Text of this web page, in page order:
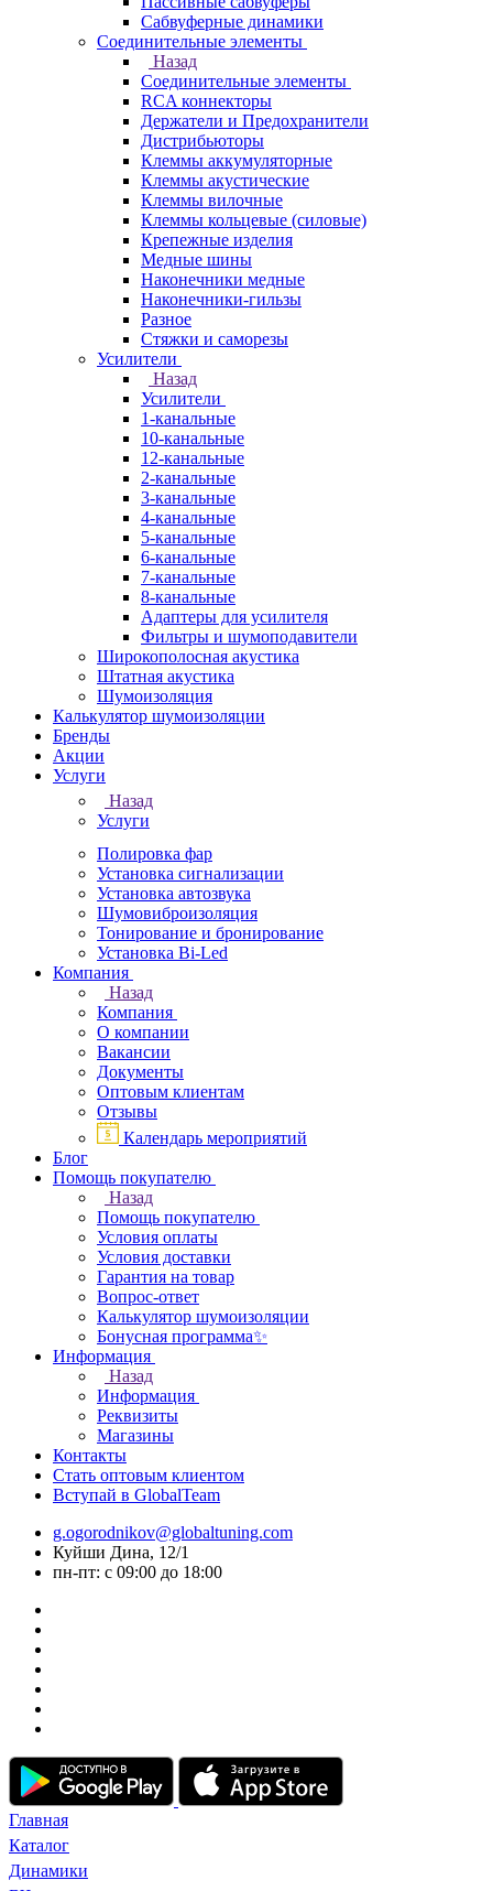
Сабвуферные динамики
Соединительные элементы
Назад
Соединительные элементы
RCA коннекторы
Держатели и Предохранители
Дистрибьюторы
Клеммы аккумуляторные
Клеммы акустические
Клеммы вилочные
Клеммы кольцевые (силовые)
Крепежные изделия
Медные шины
Наконечники медные
Наконечники-гильзы
Разное
Стяжки и саморезы
Усилители
Назад
Усилители
1-канальные
10-канальные
12-канальные
2-канальные
3-канальные
4-канальные
5-канальные
6-канальные
7-канальные
8-канальные
Адаптеры для усилителя
Фильтры и шумоподавители
Широкополосная акустика
Штатная акустика
Шумоизоляция
Калькулятор шумоизоляции
Бренды
Акции
Услуги
Назад
Услуги
Полировка фар
Установка сигнализации
Установка автозвука
Шумовиброизоляция
Тонирование и бронирование
Установка Bi-Led
Компания
Назад
Компания
О компании
Вакансии
Документы
Оптовым клиентам
Отзывы
Календарь мероприятий
Блог
Помощь покупателю
Назад
Помощь покупателю
Условия оплаты
Условия доставки
Гарантия на товар
Вопрос-ответ
Калькулятор шумоизоляции
Бонусная программа✨
Информация
Назад
Информация
Реквизиты
Магазины
Контакты
Стать оптовым клиентом
Вступай в GlobalTeam
g.ogorodnikov@globaltuning.com
Куйши Дина, 12/1
пн-пт: с 09:00 до 18:00
Главная
Каталог
Динамики